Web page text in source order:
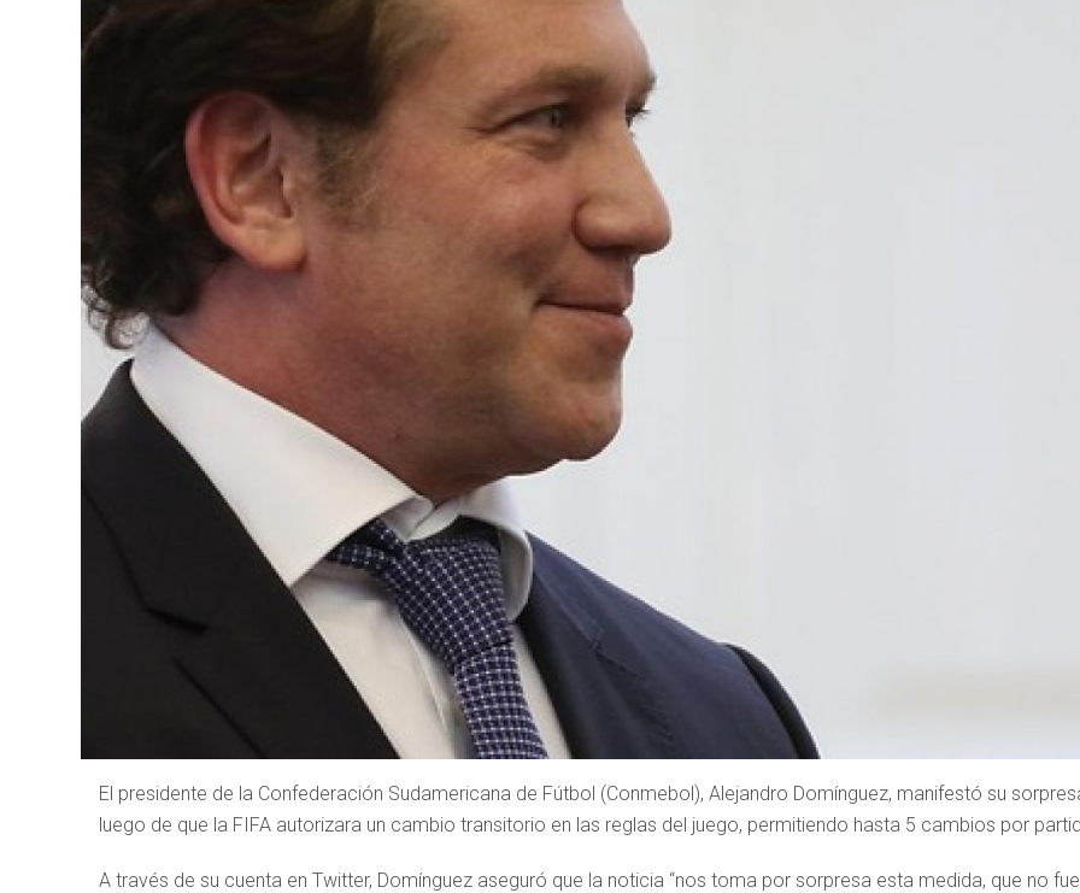
El presidente de la Confederación Sudamericana de Fútbol (Conmebol), Alejandro Domínguez, manifestó su
luego de que la FIFA autorizara un cambio transitorio en las reglas del juego, permitiendo hasta 5 cambios por
A través de su cuenta en Twitter, Domínguez aseguró que la noticia “nos toma por sorpresa esta medida, que no fue